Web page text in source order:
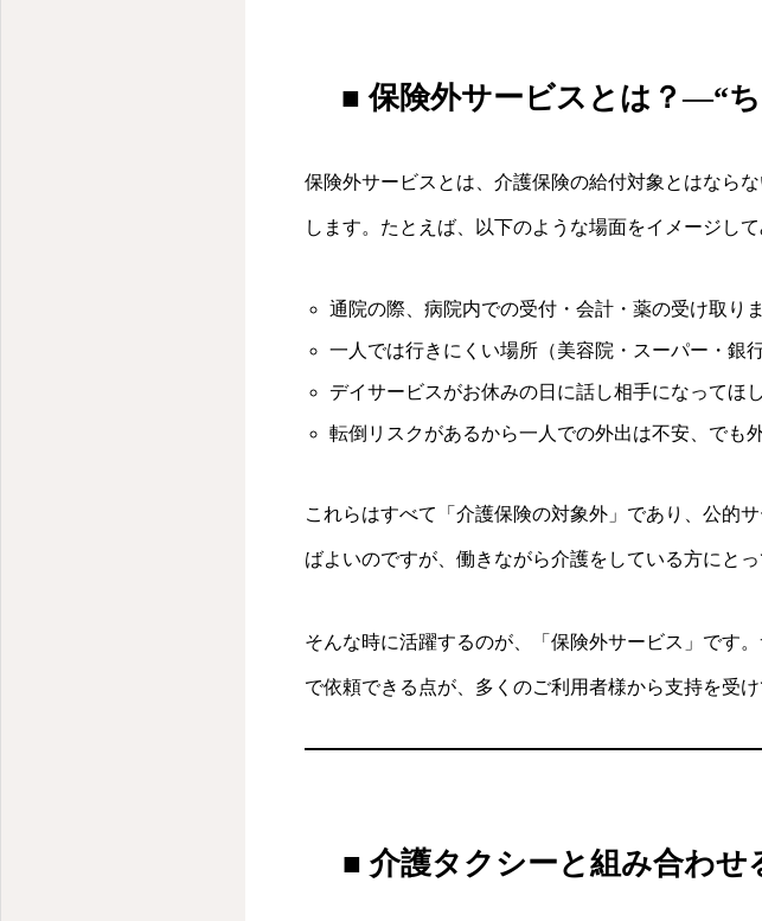
■ 保険外サービスとは？―“
保険外サービスとは、介護保険の給付対象とはなら
します。たとえば、以下のような場面をイメージして
通院の際、病院内での受付・会計・薬の受け取り
一人では行きにくい場所（美容院・スーパー・銀
デイサービスがお休みの日に話し相手になってほ
転倒リスクがあるから一人での外出は不安、でも
これらはすべて「介護保険の対象外」であり、公的
ばよいのですが、働きながら介護をしている方にとっ
そんな時に活躍するのが、「保険外サービス」です
で依頼できる点が、多くのご利用者様から支持を受け
■ 介護タクシーと組み合わ